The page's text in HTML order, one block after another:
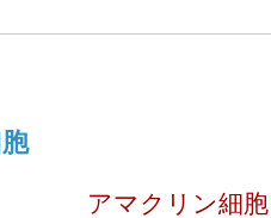
アマクリン細胞